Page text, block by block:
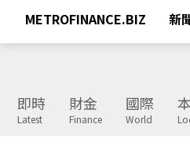
METROFINANCE.BIZ 新
即時
Latest
財金
Finance
國際
World